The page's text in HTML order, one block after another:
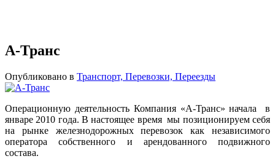
А-Транс
Опубликовано в Транспорт, Перевозки, Переезды
Операционную деятельность Компания «А-Транс» начала в
январе 2010 года. В настоящее время мы позиционируем себя
на рынке железнодорожных перевозок как независимого
оператора собственного и арендованного подвижного
состава.